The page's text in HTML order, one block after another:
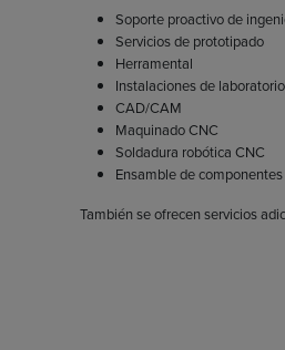
Soporte proactivo de
Servicios de prototipado
Herramental
Instalaciones de
CAD/CAM
Maquinado CNC
Soldadura robótica CNC
Ensamble de componentes
También se ofrecen servicios